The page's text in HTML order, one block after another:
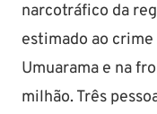
narcotráfico da
estimado ao
Umuarama e na
milhão. Três